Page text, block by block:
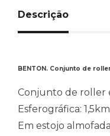
Descrição
BENTON. Conjunto de
Conjunto de roller
Esferográfica:
Em estojo